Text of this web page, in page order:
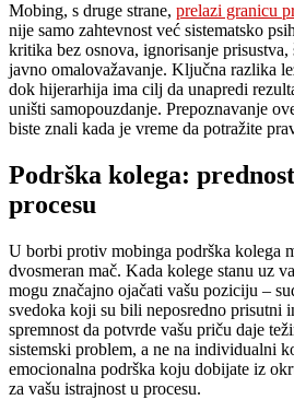
Mobing, s druge strane, prelazi granicu
nije samo zahtevnost već sistematsko
kritika bez osnova, ignorisanje
javno omalovažavanje. Ključna razlika
dok hijerarhija ima cilj da unapredi
uništi samopouzdanje. Prepoznavanje
biste znali kada je vreme da potražite
Podrška kolega:
procesu
U borbi protiv mobinga podrška kolega
dvosmeran mač. Kada kolege stanu uz
mogu značajno ojačati vašu poziciju –
svedoka koji su bili neposredno prisutni
spremnost da potvrde vašu priču daje
sistemski problem, a ne na individualni
emocionalna podrška koju dobijate iz
za vašu istrajnost u procesu.